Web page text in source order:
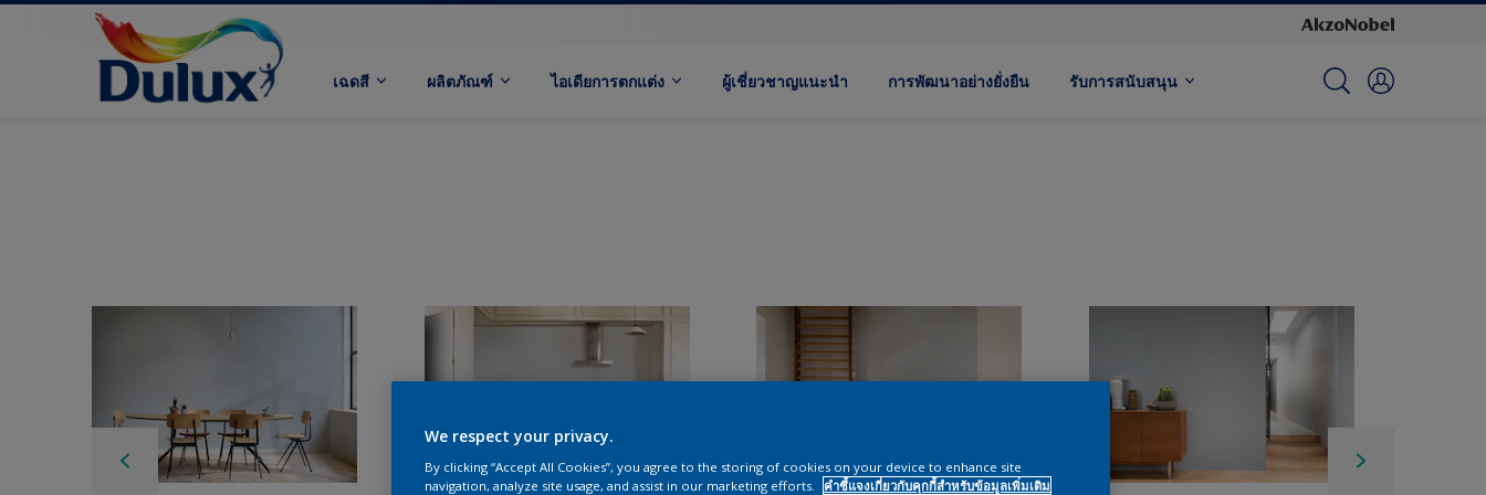
เฉดสี ผลิตภัณฑ์ ไอเดียการตกแต่ง ผู้เชี่ยวชาญแนะนำ การพัฒนาอย่างยั่งยืน รับการสนับสนุน
We respect your privacy.
By clicking “Accept All Cookies”, you agree to the storing of cookies on your device to enhance site
navigation, analyze site usage, and assist in our marketing efforts.
คำชี้แจงเกี่ยวกับคุกกี้สำหรับข้อมูลเพิ่มเติม